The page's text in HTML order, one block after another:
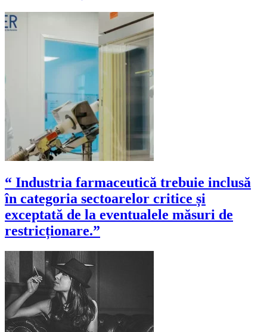
“ Industria farmaceutică trebuie inclusă
în categoria sectoarelor critice și
exceptată de la eventualele măsuri de
restricționare.”